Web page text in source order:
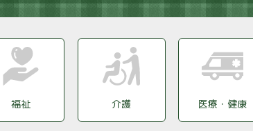
福祉 介護 医療・健康